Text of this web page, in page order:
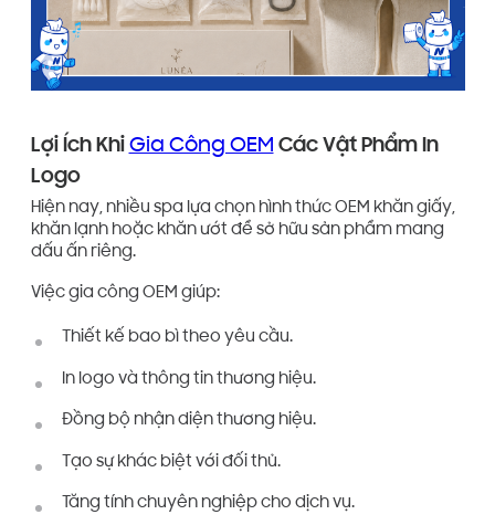
Lợi Ích Khi Gia Công OEM Các Vật Phẩm In
Logo
Hiện nay, nhiều spa lựa chọn hình thức OEM khăn giấy,
khăn lạnh hoặc khăn ướt để sở hữu sản phẩm mang
dấu ấn riêng.
Việc gia công OEM giúp:
Thiết kế bao bì theo yêu cầu.
In logo và thông tin thương hiệu.
Đồng bộ nhận diện thương hiệu.
Tạo sự khác biệt với đối thủ.
Tăng tính chuyên nghiệp cho dịch vụ.